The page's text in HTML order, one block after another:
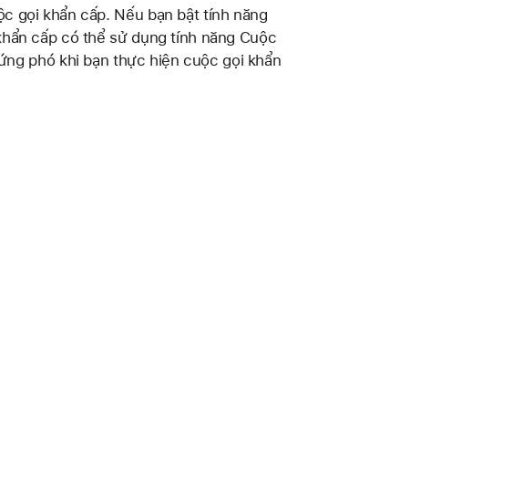
gọi khẩn cấp. Nếu bạn bật tính năng
cấp có thể sử dụng tính năng Cuộc
phó khi bạn thực hiện cuộc gọi khẩn